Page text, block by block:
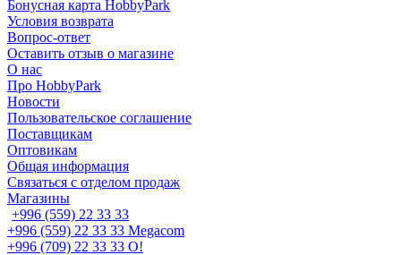
Бонусная карта HobbyPark
Условия возврата
Вопрос-ответ
Оставить отзыв о магазине
О нас
Про HobbyPark
Новости
Пользовательское соглашение
Поставщикам
Оптовикам
Общая информация
Связаться с отделом продаж
Магазины
+996 (559) 22 33 33
+996 (559) 22 33 33 Megacom
+996 (709) 22 33 33 O!